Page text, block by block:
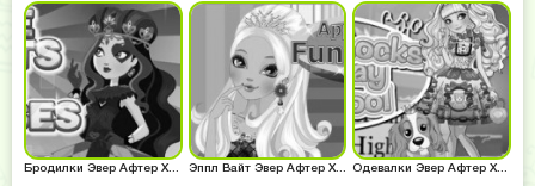
Эппл Вайт Эвер Афтер Хай